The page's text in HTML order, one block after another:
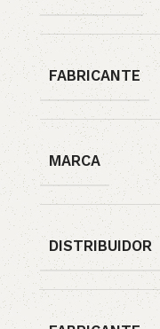
FABRICANTE
MARCA
DISTRIBUIDOR